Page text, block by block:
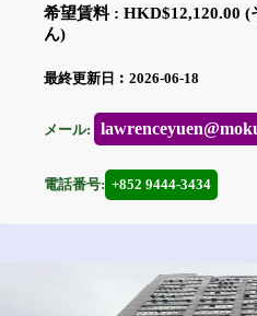
希望賃料 : HKD$12,120.00
ん)
最終更新日︰2026-06-18
メール:
電話番号: +852 9444-3434